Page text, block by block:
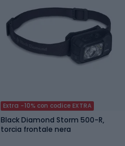
Extra -10% con codice EXTRA
Black Diamond Storm 500-R,
torcia frontale nera